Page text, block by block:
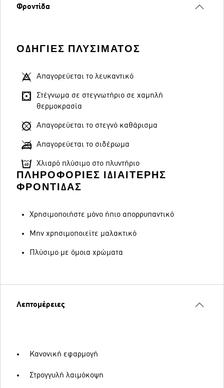
Φροντίδα
ΟΔΗΓΊΕΣ ΠΛΥΣΊΜΑΤΟΣ
Απαγορεύεται το λευκαντικό
Στέγνωμα σε στεγνωτήριο σε χαμηλή
θερμοκρασία
Απαγορεύεται το στεγνό καθάρισμα
Απαγορεύεται το σιδέρωμα
Χλιαρό πλύσιμο στο πλυντήριο
ΠΛΗΡΟΦΟΡΊΕΣ ΙΔΙΑΊΤΕΡΗΣ
ΦΡΟΝΤΊΔΑΣ
Χρησιμοποιήστε μόνο ήπιο απορρυπαντικό
Μην χρησιμοποιείτε μαλακτικό
Πλύσιμο με όμοια χρώματα
Λεπτομέρειες
Κανονική εφαρμογή
Στρογγυλή λαιμόκοψη